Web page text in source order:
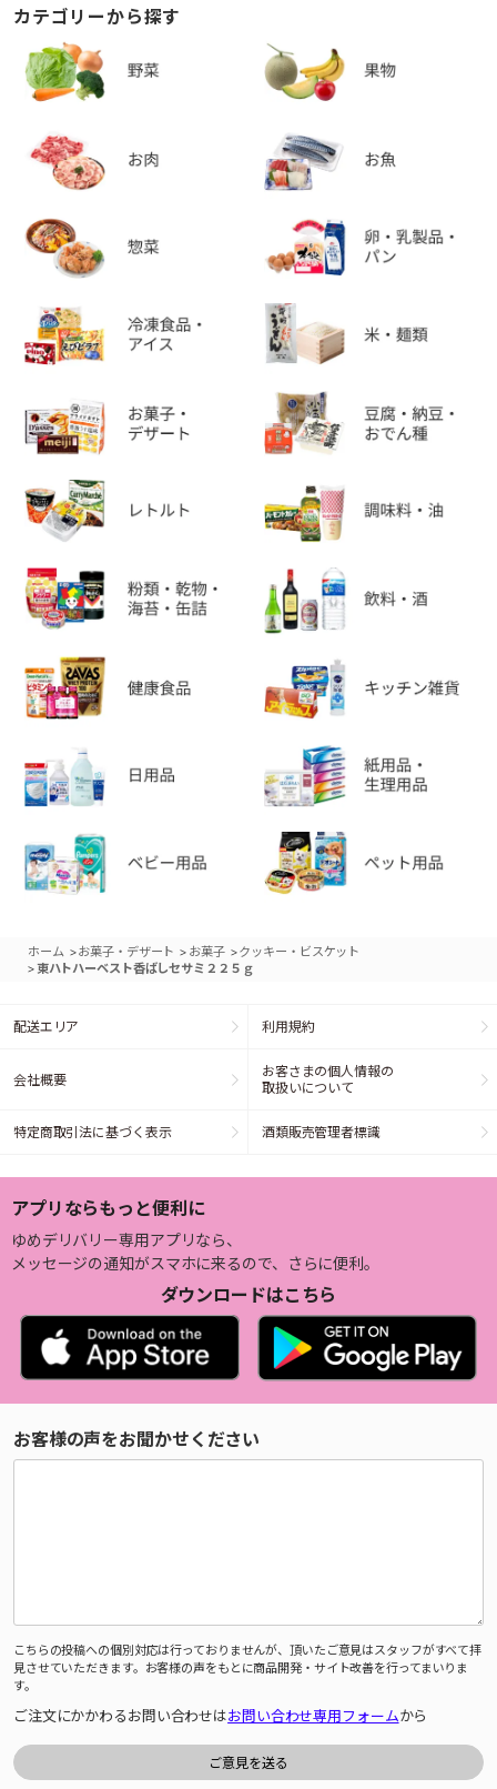
カテゴリーから探す
ホーム >お菓子・デザート > お菓子 >クッキー・ビスケット
>東ハトハーベスト香ばしセサミ２２５ｇ
配送エリア 利用規約
会社概要
お客さまの個人情報の
取扱いについて
特定商取引法に基づく表示 酒類販売管理者標識
アプリならもっと便利に
ゆめデリバリー専用アプリなら、
メッセージの通知がスマホに来るので、さらに便利。
ダウンロードはこちら
お客様の声をお聞かせください
こちらの投稿への個別対応は行っておりませんが、頂いたご意見はスタッフがすべて拝
見させていただきます。お客様の声をもとに商品開発・サイト改善を行ってまいりま
す。
ご注文にかかわるお問い合わせはお問い合わせ専用フォームから